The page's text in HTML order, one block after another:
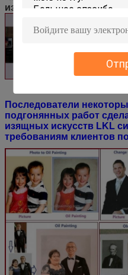
изображения:
Последователи
подгонянных работ
изящных искусств LKL
требованиям клиентов